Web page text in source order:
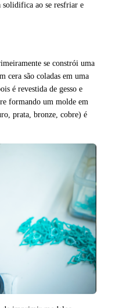
solidifica ao se resfriar e
se constrói uma
cera são coladas em uma
é revestida de gesso e
formando um molde em
prata, bronze, cobre) é